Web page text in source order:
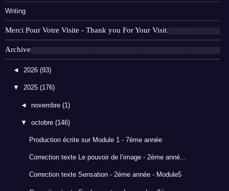
Writing
Merci Pour Votre Visite - Thank you For Your Visit
Archive
◄ 2026 (93)
▼ 2025 (176)
◄novembre(1)
▼octobre(146)
Production écrite sur Module 1 - 7éme année
Correction texte Le pouvoir de l’image - 2éme anné...
Correction texte Sensation - 2éme année - Module5